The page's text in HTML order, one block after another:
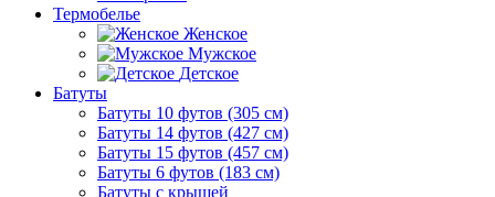
Термобелье
Женское
Мужское
Детское
Батуты
Батуты 10 футов (305 см)
Батуты 14 футов (427 см)
Батуты 15 футов (457 см)
Батуты 6 футов (183 см)
Батуты с крышей